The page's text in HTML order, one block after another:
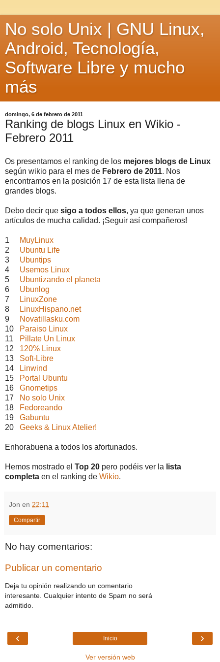
No solo Unix | GNU Linux,
Android, Tecnología,
Software Libre y mucho
más
domingo, 6 de febrero de 2011
Ranking de blogs Linux en Wikio -
Febrero 2011
Os presentamos el ranking de los mejores blogs de Linux
según wikio para el mes de Febrero de 2011. Nos
encontramos en la posición 17 de esta lista llena de
grandes blogs.
Debo decir que sigo a todos ellos, ya que generan unos
artículos de mucha calidad. ¡Seguir así compañeros!
1
MuyLinux
2
Ubuntu Life
3
Ubuntips
4
Usemos Linux
5
Ubuntizando el planeta
6
Ubunlog
7
LinuxZone
8
LinuxHispano.net
9
Novatillasku.com
10
Paraiso Linux
11
Pillate Un Linux
12
120% Linux
13
Soft-Libre
14
Linwind
15
Portal Ubuntu
16
Gnometips
17
No solo Unix
18
Fedoreando
19
Gabuntu
20
Geeks & Linux Atelier!
Enhorabuena a todos los afortunados.
Hemos mostrado el Top 20 pero podéis ver la lista
completa en el ranking de Wikio.
Jon en 22:11
Compartir
No hay comentarios:
Publicar un comentario
Deja tu opinión realizando un comentario
interesante. Cualquier intento de Spam no será
admitido.
‹ ›
Inicio
Ver versión web